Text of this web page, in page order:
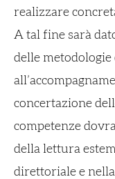
realizzare
A tal fine sarà
delle
concertazione
competenze
della lettura
direttoriale e